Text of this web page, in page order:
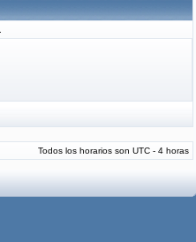
Todos los horarios son UTC - 4 horas